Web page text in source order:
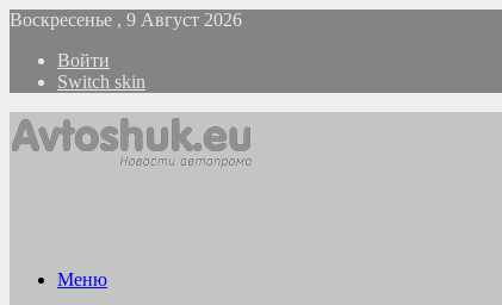
Воскресенье , 9 Август 2026
Войти
Switch skin
Меню